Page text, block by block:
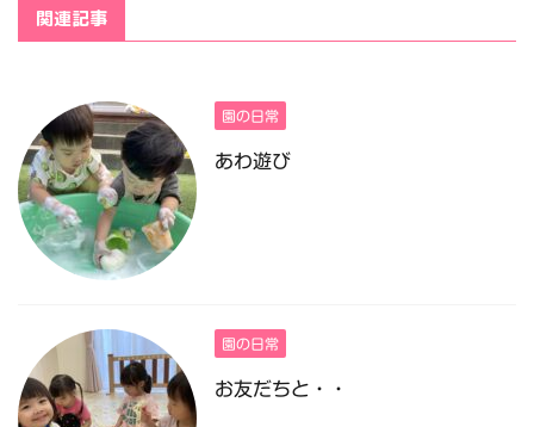
関連記事
園の日常
あわ遊び
園の日常
お友だちと・・